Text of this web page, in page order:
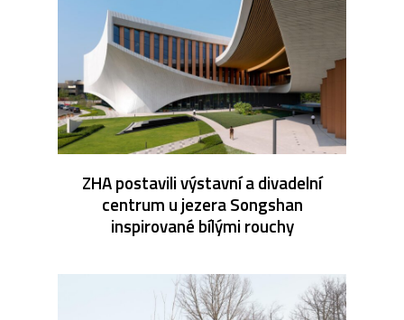
ZHA postavili výstavní a divadelní
centrum u jezera Songshan
inspirované bílými rouchy